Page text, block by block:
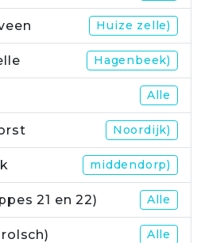
Huize zelle)
Hagenbeek)
Alle
Noordijk)
middendorp)
21 en 22) Alle
Alle